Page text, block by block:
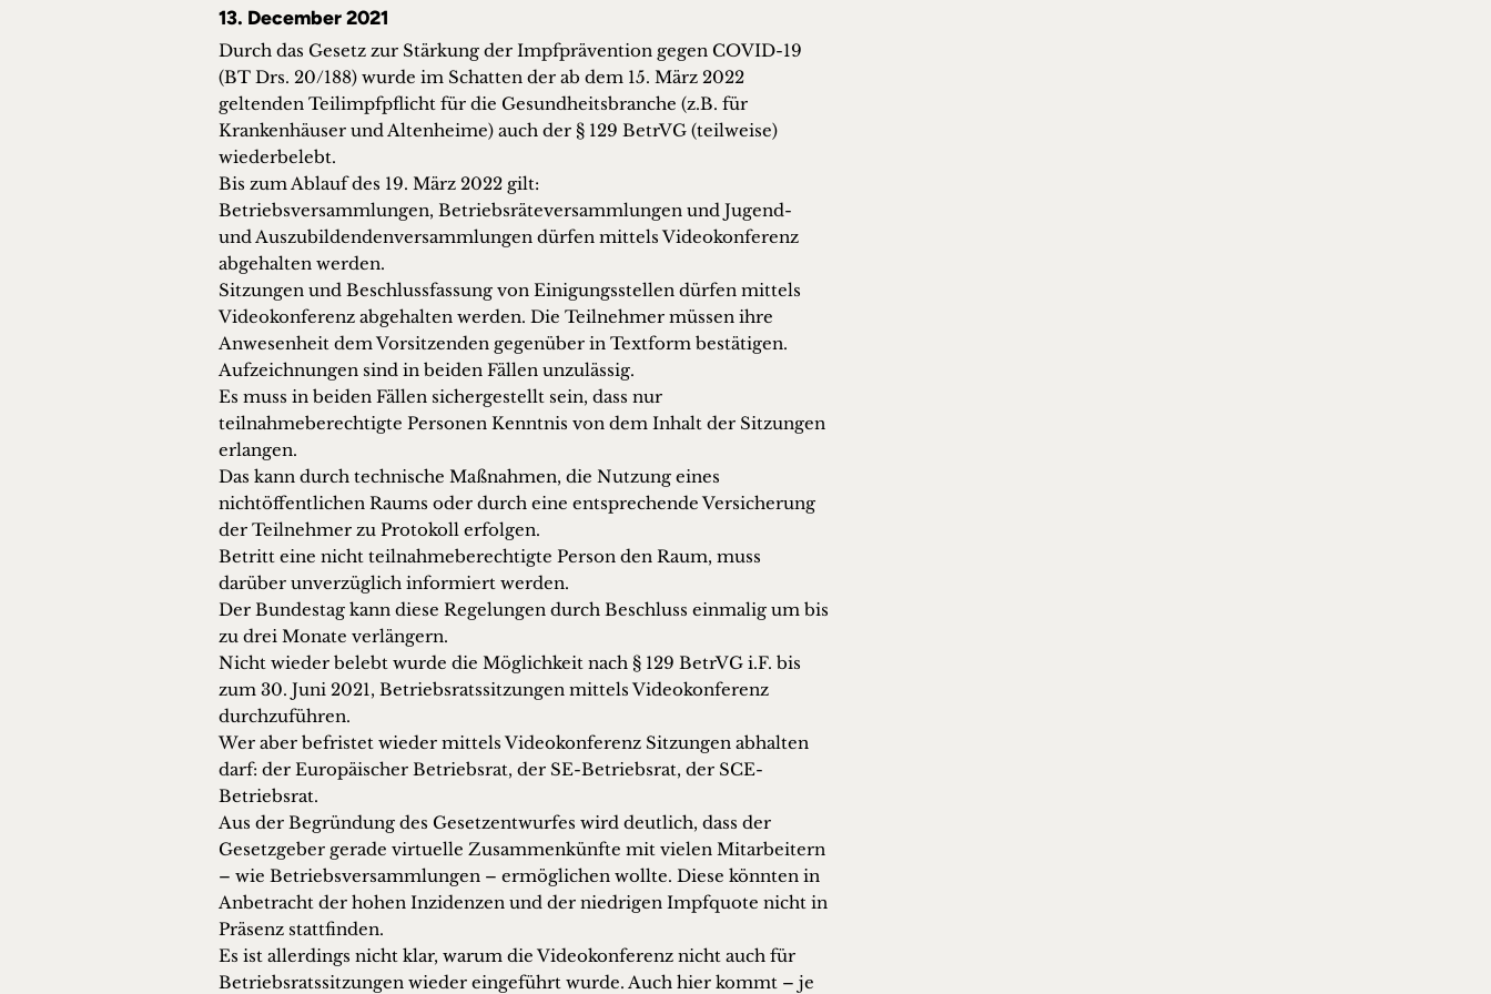
13. December 2021
Durch das Gesetz zur Stärkung der Impfprävention gegen COVID-19
(BT Drs. 20/188) wurde im Schatten der ab dem 15. März 2022
geltenden Teilimpfpflicht für die Gesundheitsbranche (z.B. für
Krankenhäuser und Altenheime) auch der § 129 BetrVG (teilweise)
wiederbelebt.
Bis zum Ablauf des 19. März 2022 gilt:
Betriebsversammlungen, Betriebsräteversammlungen und Jugend-
und Auszubildendenversammlungen dürfen mittels Videokonferenz
abgehalten werden.
Sitzungen und Beschlussfassung von Einigungsstellen dürfen mittels
Videokonferenz abgehalten werden. Die Teilnehmer müssen ihre
Anwesenheit dem Vorsitzenden gegenüber in Textform bestätigen.
Aufzeichnungen sind in beiden Fällen unzulässig.
Es muss in beiden Fällen sichergestellt sein, dass nur
teilnahmeberechtigte Personen Kenntnis von dem Inhalt der Sitzungen
erlangen.
Das kann durch technische Maßnahmen, die Nutzung eines
nichtöffentlichen Raums oder durch eine entsprechende Versicherung
der Teilnehmer zu Protokoll erfolgen.
Betritt eine nicht teilnahmeberechtigte Person den Raum, muss
darüber unverzüglich informiert werden.
Der Bundestag kann diese Regelungen durch Beschluss einmalig um bis
zu drei Monate verlängern.
Nicht wieder belebt wurde die Möglichkeit nach § 129 BetrVG i.F. bis
zum 30. Juni 2021, Betriebsratssitzungen mittels Videokonferenz
durchzuführen.
Wer aber befristet wieder mittels Videokonferenz Sitzungen abhalten
darf: der Europäischer Betriebsrat, der SE-Betriebsrat, der SCE-
Betriebsrat.
Aus der Begründung des Gesetzentwurfes wird deutlich, dass der
Gesetzgeber gerade virtuelle Zusammenkünfte mit vielen Mitarbeitern
– wie Betriebsversammlungen – ermöglichen wollte. Diese könnten in
Anbetracht der hohen Inzidenzen und der niedrigen Impfquote nicht in
Präsenz stattfinden.
Es ist allerdings nicht klar, warum die Videokonferenz nicht auch für
Betriebsratssitzungen wieder eingeführt wurde. Auch hier kommt – je